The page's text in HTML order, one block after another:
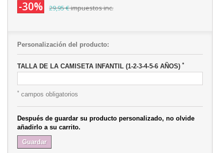
-30% 29,95 €impuestos inc.
Personalización del producto:
TALLA DE LA CAMISETA INFANTIL (1-2-3-4-5-6 AÑOS) *
* campos obligatorios
Después de guardar su producto personalizado, no olvide
añadirlo a su carrito.
Guardar